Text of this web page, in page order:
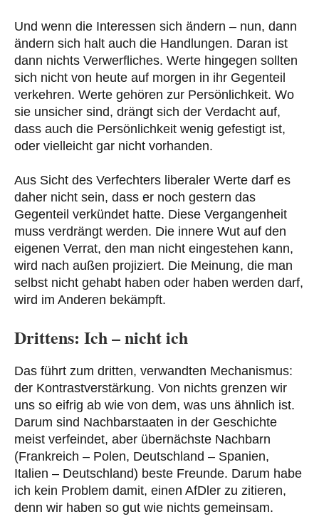
Und wenn die Interessen sich ändern – nun, dann
ändern sich halt auch die Handlungen. Daran ist
dann nichts Verwerfliches. Werte hingegen sollten
sich nicht von heute auf morgen in ihr Gegenteil
verkehren. Werte gehören zur Persönlichkeit. Wo
sie unsicher sind, drängt sich der Verdacht auf,
dass auch die Persönlichkeit wenig gefestigt ist,
oder vielleicht gar nicht vorhanden.
Aus Sicht des Verfechters liberaler Werte darf es
daher nicht sein, dass er noch gestern das
Gegenteil verkündet hatte. Diese Vergangenheit
muss verdrängt werden. Die innere Wut auf den
eigenen Verrat, den man nicht eingestehen kann,
wird nach außen projiziert. Die Meinung, die man
selbst nicht gehabt haben oder haben werden darf,
wird im Anderen bekämpft.
Drittens: Ich – nicht ich
Das führt zum dritten, verwandten Mechanismus:
der Kontrastverstärkung. Von nichts grenzen wir
uns so eifrig ab wie von dem, was uns ähnlich ist.
Darum sind Nachbarstaaten in der Geschichte
meist verfeindet, aber übernächste Nachbarn
(Frankreich – Polen, Deutschland – Spanien,
Italien – Deutschland) beste Freunde. Darum habe
ich kein Problem damit, einen AfDler zu zitieren,
denn wir haben so gut wie nichts gemeinsam.